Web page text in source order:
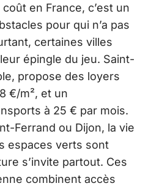
en France, c’est un
pour qui n’a pas
certaines villes
épingle du jeu. Saint-
propose des loyers
€/m², et un
à 25 € par mois.
Ferrand ou Dijon, la vie
espaces verts sont
s’invite partout. Ces
combinent accès